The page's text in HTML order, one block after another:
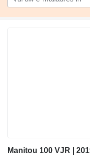
Manitou 100 VJR |